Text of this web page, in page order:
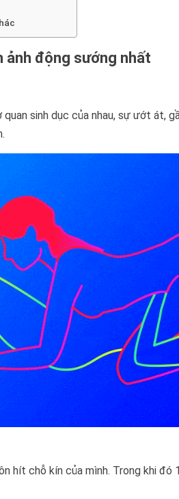
ảnh động sướng nhất
sinh dục của nhau, sự ướt át,
hít chỗ kín của mình. Trong khi đó